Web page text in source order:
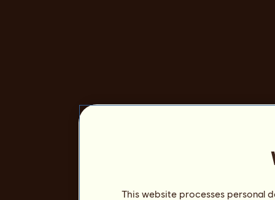
This website processes personal